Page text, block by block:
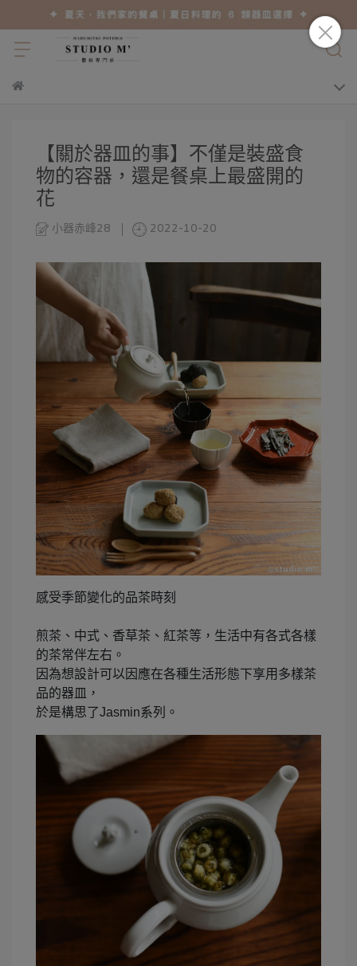
【關於器皿的事】不僅是裝盛食
物的容器，還是餐桌上最盛開的
花
小器赤峰28 2022-10-20
感受季節變化的品茶時刻
煎茶、中式、香草茶、紅茶等，生活中有各式各樣
的茶常伴左右。
因為想設計可以因應在各種生活形態下享用多樣茶
品的器皿，
於是構思了Jasmin系列。